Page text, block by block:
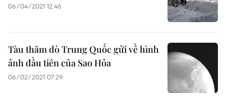
06/04/2021 12:46
Tàu thăm dò Trung Quốc gửi về hình
ảnh đầu tiên của Sao Hỏa
06/02/2021 07:29